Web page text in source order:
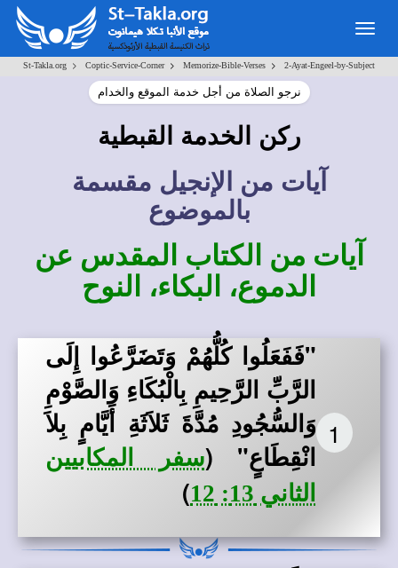
St-Takla.org > Coptic-Service-Corner> Memorize-Bible-Verses > 2-Ayat-Engeel-by-Subject
نرجو الصلاة من أجل خدمة الموقع والخدام
ركن الخدمة القبطية
آيات من الإنجيل مقسمة
بالموضوع
آيات من الكتاب المقدس عن
الدموع، البكاء، النوح
1
"فَفَعَلُوا كُلُّهُمْ وَتَضَرَّعُوا إِلَى
الرَّبِّ الرَّحِيمِ بِالْبُكَاءِ وَالصَّوْمِ
وَالسُّجُودِ مُدَّةَ ثَلاَثَةِ أَيَّامٍ بِلاَ
انْقِطَاعٍ" (سفر المكابيين
الثاني 13: 12
)